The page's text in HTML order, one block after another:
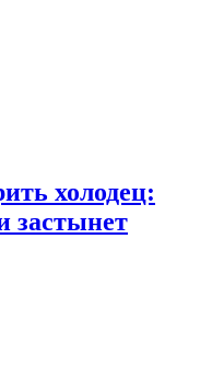
холодец:
застынет